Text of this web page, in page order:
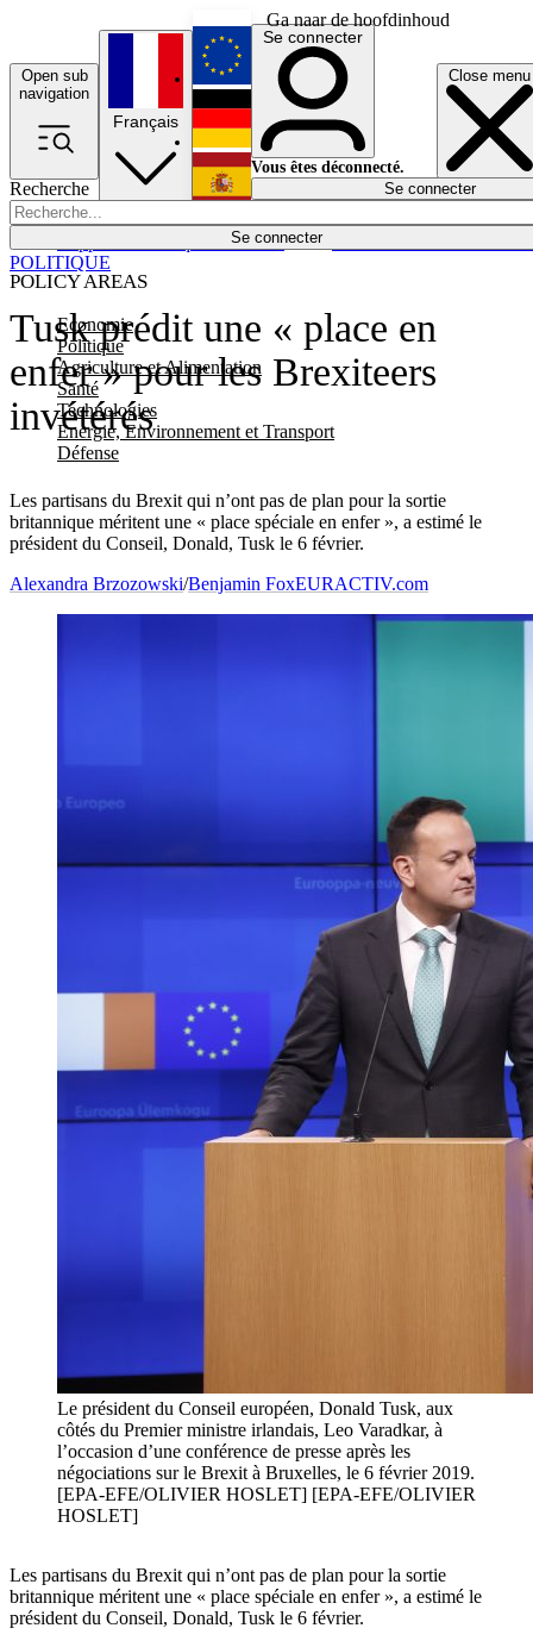
Ga naar de hoofdinhoud
Open sub
navigation
Close menu
Recherche
Se connecter
POLICY AREAS
Economie
Politique
Agriculture et Alimentation
Santé
Technologies
Energie, Environnement et Transport
Défense
Économie
Français
English
Deutsch
Español
Se connecter
Vous êtes déconnecté.
Se connecter
Tusk prédit une « place en
enfer » pour les Brexiteers
invétérés
Les partisans du Brexit qui n’ont pas de plan pour la sortie
britannique méritent une « place spéciale en enfer », a estimé le
président du Conseil, Donald, Tusk le 6 février.
POLITIQUE
Alexandra Brzozowski/Benjamin FoxEURACTIV.com
Le président du Conseil européen, Donald Tusk, aux
côtés du Premier ministre irlandais, Leo Varadkar, à
l’occasion d’une conférence de presse après les
négociations sur le Brexit à Bruxelles, le 6 février 2019.
[EPA-EFE/OLIVIER HOSLET] [EPA-EFE/OLIVIER
HOSLET]
Les partisans du Brexit qui n’ont pas de plan pour la sortie
britannique méritent une « place spéciale en enfer », a estimé le
président du Conseil, Donald, Tusk le 6 février.